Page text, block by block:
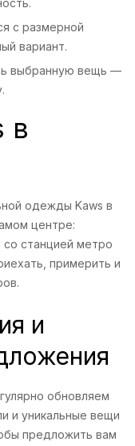
с размерной
вариант.
выбранную вещь —
в
одежды Kaws в
центре:
со станцией метро
примерить и
и
обновляем
и уникальные вещи
предложить вам